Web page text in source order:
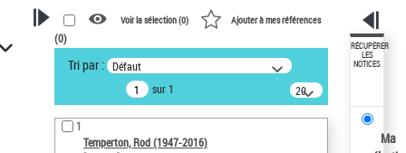
VOTRE RECHERCHE
Recherche avancée dans les
notices d’autorité
Œuvres liées à l'auteur :
Temperton, Rod (1947-2016)
Voir la sélection (0) Ajouter à mes références
(0)
Tri par : Défaut
sur 1
20
résultats/page
1
Temperton, Rod (1947-2016)
RÉCUPÉRER
LES
NOTICES
Ma